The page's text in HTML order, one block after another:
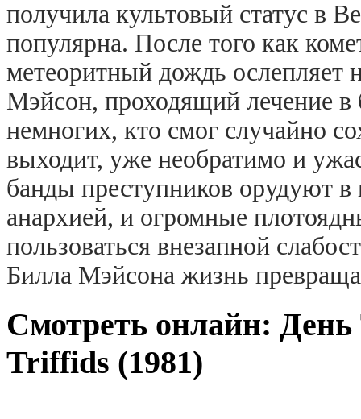
получила культовый статус в
популярна. После того как
метеоритный дождь ослепляет
Мэйсон, проходящий лечение в
немногих, кто смог случайно
выходит, уже необратимо и
банды преступников орудуют
анархией, и огромные
пользоваться внезапной
Билла Мэйсона жизнь
Смотреть онлайн:
Triffids (1981)